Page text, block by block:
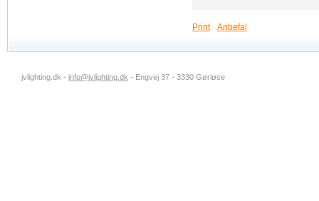
Print Anbefal
jvlighting.dk - info@jvlighting.dk - Engvej 37 - 3330 Gørløse